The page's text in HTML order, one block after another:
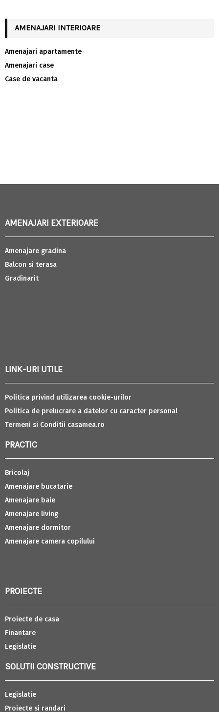
AMENAJARI INTERIOARE
Amenajari apartamente
Amenajari case
Case de vacanta
AMENAJARI EXTERIOARE
Amenajare gradina
Balcon si terasa
Gradinarit
LINK-URI UTILE
Politica privind utilizarea cookie-urilor
Politica de prelucrare a datelor cu caracter personal
Termeni si Conditii casamea.ro
PRACTIC
Bricolaj
Amenajare bucatarie
Amenajare baie
Amenajare living
Amenajare dormitor
Amenajare camera copilului
PROIECTE
Proiecte de casa
Finantare
Legislatie
SOLUTII CONSTRUCTIVE
Legislatie
Proiecte si randari